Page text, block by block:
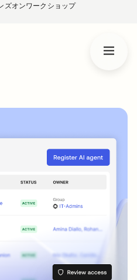
ズオンワークショップ